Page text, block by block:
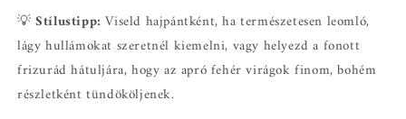
💡Stílustipp: Viseld hajpántként, ha természetesen leomló,
lágy hullámokat szeretnél kiemelni, vagy helyezd a fonott
frizurád hátuljára, hogy az apró fehér virágok finom, bohém
részletként tündököljenek.